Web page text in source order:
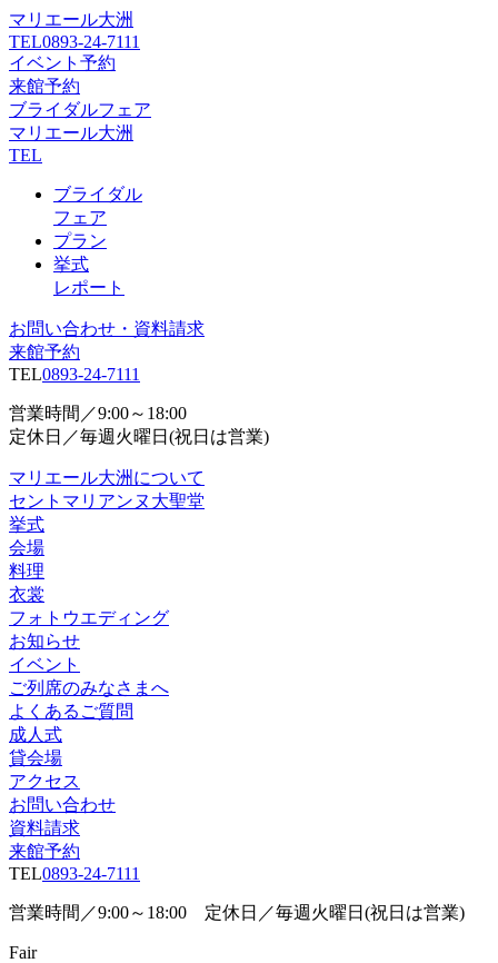
マリエール大洲
TEL0893-24-7111
イベント予約
来館予約
ブライダルフェア
マリエール大洲
TEL
ブライダル
フェア
プラン
挙式
レポート
お問い合わせ・資料請求
来館予約
TEL0893-24-7111
営業時間／9:00～18:00
定休日／毎週火曜日(祝日は営業)
マリエール大洲について
セントマリアンヌ大聖堂
挙式
会場
料理
衣裳
フォトウエディング
お知らせ
イベント
ご列席のみなさまへ
よくあるご質問
成人式
貸会場
アクセス
お問い合わせ
資料請求
来館予約
TEL0893-24-7111
営業時間／9:00～18:00 定休日／毎週火曜日(祝日は営業)
Fair